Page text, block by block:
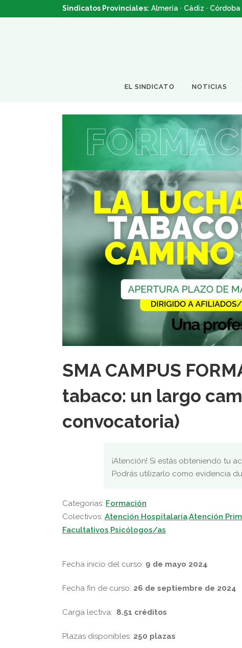
Sindicatos Provinciales: Almería · Cádiz · Córdoba
EL SINDICATO NOTICIAS
SMA CAMPUS
tabaco: un largo
convocatoria)
¡Atención! Si estás obteniendo tu
Podrás utilizarlo como evidencia
Categorias: Formación
Colectivos: Atención Hospitalaria,Atención
Facultativos,Psicólogos/as
Fecha inicio del curso: 9 de mayo 2024
Fecha fin de curso: 26 de septiembre de 2024
Carga lectiva: 8.51 créditos
Plazas disponibles: 250 plazas